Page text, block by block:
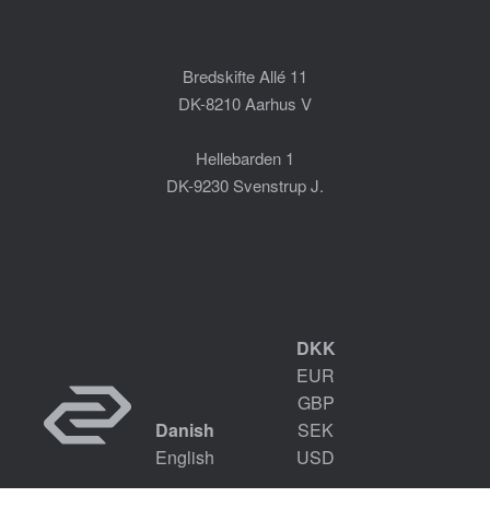
Bredskifte Allé 11
DK-8210 Aarhus V
Hellebarden 1
DK-9230 Svenstrup J.
Danish
English
DKK
EUR
GBP
SEK
USD